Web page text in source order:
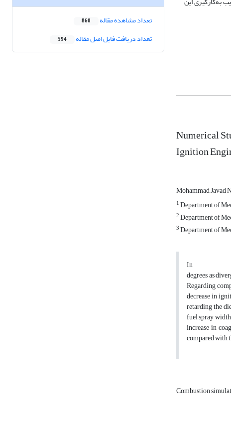
Numerical
Ignition
Mohammad Javad
1Department of
2Department of
3Department of
In
degrees as
Regarding
decrease in
retarding the
fuel spray
increase in
compared with
Combustion
تعداد مشاهده مقاله 860
تعداد دریافت فایل اصل مقاله 594